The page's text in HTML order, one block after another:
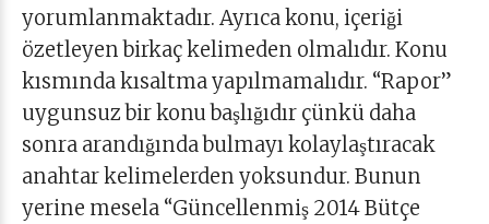
yorumlanmaktadır. Ayrıca konu, içeriği
özetleyen birkaç kelimeden olmalıdır. Konu
kısmında kısaltma yapılmamalıdır. “Rapor”
uygunsuz bir konu başlığıdır çünkü daha
sonra arandığında bulmayı kolaylaştıracak
anahtar kelimelerden yoksundur. Bunun
yerine mesela “Güncellenmiş 2014 Bütçe